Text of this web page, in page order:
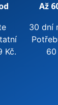
Kč.
Až
30 dní